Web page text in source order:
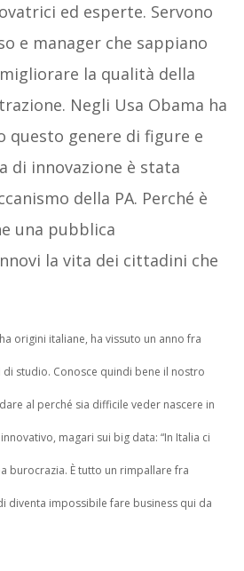
ed esperte. Servono
e manager che sappiano
la qualità della
Negli Usa Obama ha
genere di figure e
di innovazione è stata
della PA. Perché è
una pubblica
la vita dei cittadini che
origini italiane, ha vissuto un anno fra
studio. Conosce quindi bene il nostro
al perché sia difficile veder nascere in
magari sui big data: “In Italia ci
burocrazia. È tutto un rimpallare fra
diventa impossibile fare business qui da